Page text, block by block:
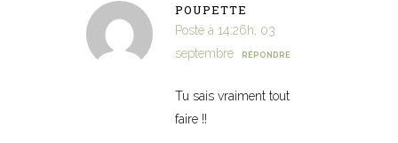
POUPETTE
Posté à 14:26h, 03
septembre
RÉPONDRE
Tu sais vraiment tout
faire !!